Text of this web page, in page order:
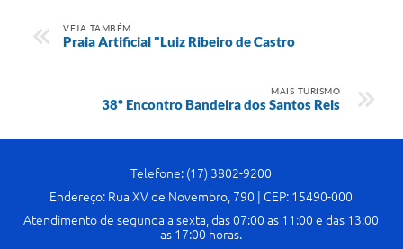
VEJA TAMBÉM
Praia Artificial "Luiz Ribeiro de Castro
MAIS TURISMO
38º Encontro Bandeira dos Santos Reis
Telefone: (17) 3802-9200
Endereço: Rua XV de Novembro, 790 | CEP: 15490-000
Atendimento de segunda a sexta, das 07:00 as 11:00 e das 13:00
as 17:00 horas.